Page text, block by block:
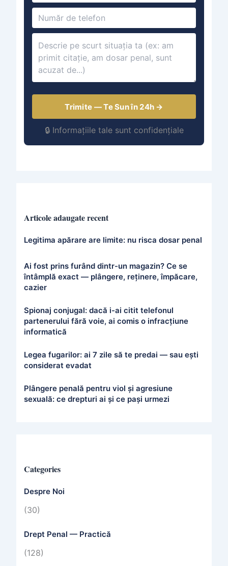
Trimite — Te Sun în 24h →
🔒 Informațiile tale sunt confidențiale
Articole adaugate recent
Legitima apărare are limite: nu risca dosar penal
Ai fost prins furând dintr-un magazin? Ce se
întâmplă exact — plângere, reținere, împăcare,
cazier
Spionaj conjugal: dacă i-ai citit telefonul
partenerului fără voie, ai comis o infracțiune
informatică
Legea fugarilor: ai 7 zile să te predai — sau ești
considerat evadat
Plângere penală pentru viol și agresiune
sexuală: ce drepturi ai și ce pași urmezi
Categories
Despre Noi
(30)
Drept Penal — Practică
(128)